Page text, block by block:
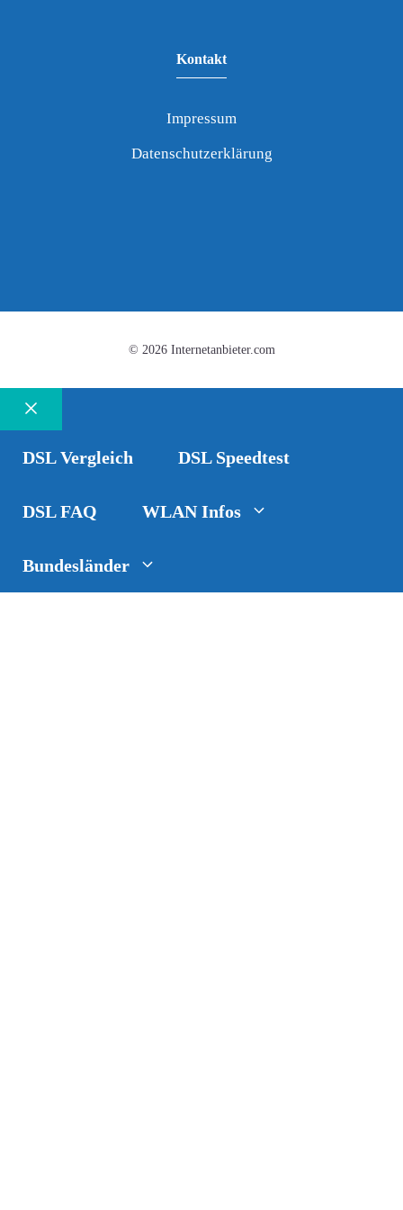
Kontakt
Impressum
Datenschutzerklärung
© 2026 Internetanbieter.com
Schließen
DSL Vergleich DSL Speedtest
DSL FAQ WLAN Infos
Bundesländer